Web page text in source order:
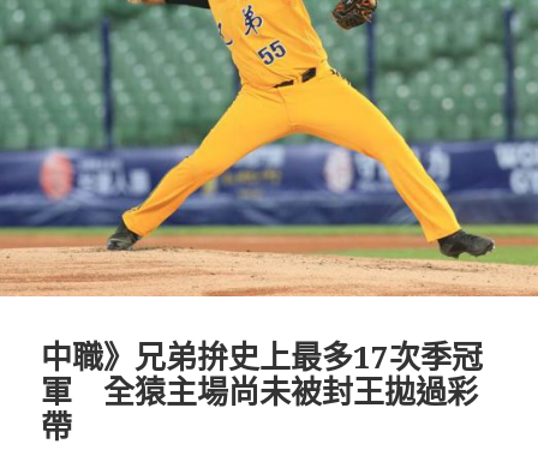
中職》兄弟拚史上最多17次季冠
軍 全猿主場尚未被封王拋過彩
帶